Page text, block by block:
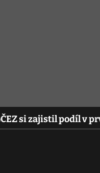
ČEZ si zajistil podíl v